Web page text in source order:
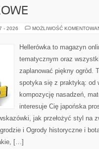
- 2026 MOŻLIWOŚĆ
Hellerówka to magazyn
tematycznym oraz
zaplanować piękny ogród.
spotyka się z praktyką: od
kompozycję nasadzeń,
interesuje Cię japońska
jak przełożyć styl na
i Ogrody historyczne i
[…]